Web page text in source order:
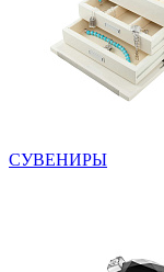
СУВЕНИРЫ